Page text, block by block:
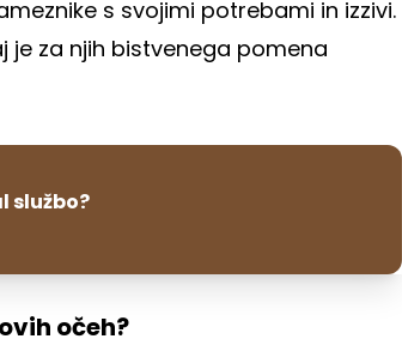
s svojimi potrebami in izzivi.
je za njih bistvenega pomena
službo?
očeh?